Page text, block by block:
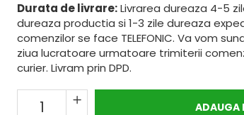
Durata de livrare:Livrarea dureaza 4-5
dureaza productia si 1-3 zile dureaza
comenzilor se face TELEFONIC. Va vom
ziua lucratoare urmatoare trimiterii
curier. Livram prin DPD.
ADAUGA